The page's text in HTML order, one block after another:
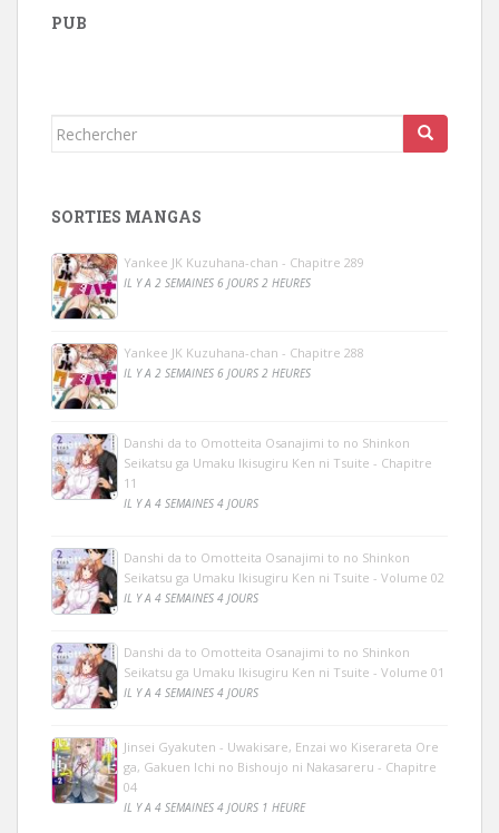
PUB
Rechercher...
SORTIES MANGAS
Yankee JK Kuzuhana-chan - Chapitre 289
IL Y A 2 SEMAINES 6 JOURS 2 HEURES
Yankee JK Kuzuhana-chan - Chapitre 288
IL Y A 2 SEMAINES 6 JOURS 2 HEURES
Danshi da to Omotteita Osanajimi to no Shinkon
Seikatsu ga Umaku Ikisugiru Ken ni Tsuite - Chapitre
11
IL Y A 4 SEMAINES 4 JOURS
Danshi da to Omotteita Osanajimi to no Shinkon
Seikatsu ga Umaku Ikisugiru Ken ni Tsuite - Volume 02
IL Y A 4 SEMAINES 4 JOURS
Danshi da to Omotteita Osanajimi to no Shinkon
Seikatsu ga Umaku Ikisugiru Ken ni Tsuite - Volume 01
IL Y A 4 SEMAINES 4 JOURS
Jinsei Gyakuten - Uwakisare, Enzai wo Kiserareta Ore
ga, Gakuen Ichi no Bishoujo ni Nakasareru - Chapitre
04
IL Y A 4 SEMAINES 4 JOURS 1 HEURE